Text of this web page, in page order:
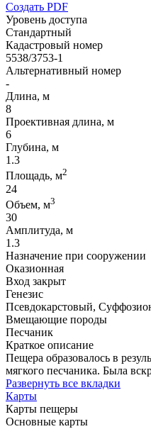
Создать PDF
Уровень доступа
Стандартный
Кадастровый номер
5538/3753-1
Альтернативный номер
-
Длина, м
8
Проективная длина, м
6
Глубина, м
1.3
Площадь, м2
24
Объем, м3
30
Амплитуда, м
1.3
Назначение при сооружении
Оказионная
Вход закрыт
Генезис
Псевдокарстовый,
Вмещающие породы
Песчаник
Краткое описание
Пещера образовалось в
мягкого песчаника. Была
Развернуть все вкладки
Карты
Карты пещеры
Основные карты